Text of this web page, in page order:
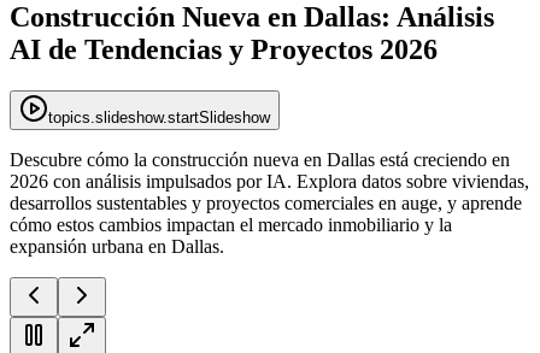
Construcción Nueva en Dallas: Análisis
AI de Tendencias y Proyectos 2026
topics.slideshow.startSlideshow
Descubre cómo la construcción nueva en Dallas está creciendo en
2026 con análisis impulsados por IA. Explora datos sobre viviendas,
desarrollos sustentables y proyectos comerciales en auge, y aprende
cómo estos cambios impactan el mercado inmobiliario y la
expansión urbana en Dallas.